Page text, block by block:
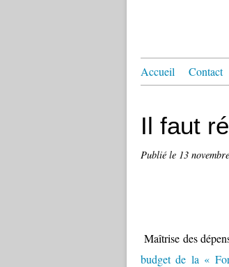
Accueil Contact
Il faut
Publié le 13
Maîtrise des
budget de la «